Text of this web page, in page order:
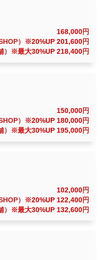
168,000円
）
※20%UP 201,600円
※最大30%UP 218,400円
150,000円
）
※20%UP 180,000円
※最大30%UP 195,000円
102,000円
）
※20%UP 122,400円
※最大30%UP 132,600円